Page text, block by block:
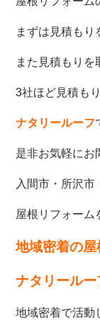
まずは見積もり
また見積もりを
3社ほど見積も
ナタリールーフ
是非お気軽にお
入間市・所沢市
屋根リフォーム
地域密着の
ナタリールー
地域密着で活動